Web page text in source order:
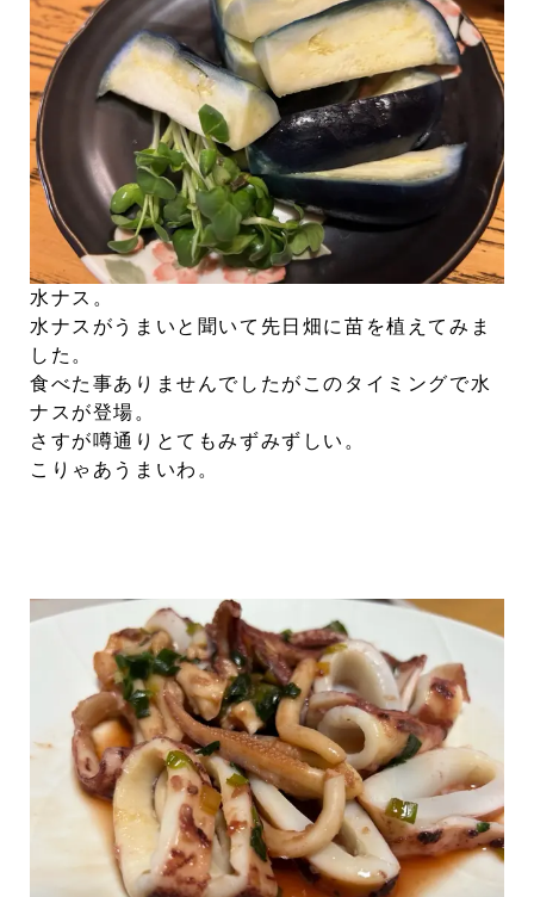
水ナス。
水ナスがうまいと聞いて先日畑に苗を植えてみま
した。
食べた事ありませんでしたがこのタイミングで水
ナスが登場。
さすが噂通りとてもみずみずしい。
こりゃあうまいわ。